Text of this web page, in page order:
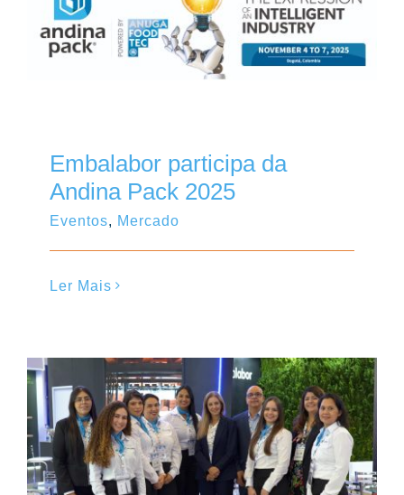
Embalabor participa da
Andina Pack 2025
Eventos, Mercado
Ler Mais